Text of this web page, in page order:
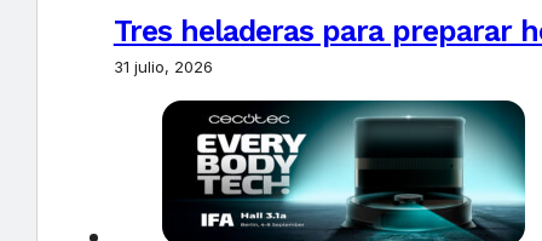
Tres heladeras para preparar
31 julio, 2026